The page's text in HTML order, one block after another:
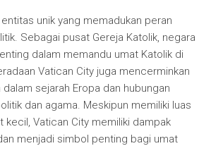
unik yang memadukan peran
Sebagai pusat Gereja Katolik, negara
dalam memandu umat Katolik di
Vatican City juga mencerminkan
sejarah Eropa dan hubungan
dan agama. Meskipun memiliki luas
kecil, Vatican City memiliki dampak
menjadi simbol penting bagi umat